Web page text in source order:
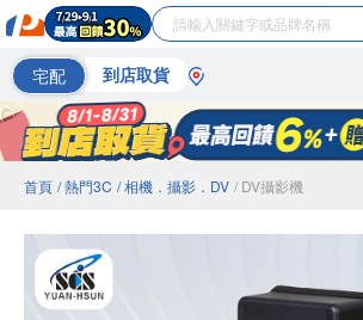
宅配 到店取貨
首頁 / 熱門3C / 相機．攝影．DV / DV攝影機